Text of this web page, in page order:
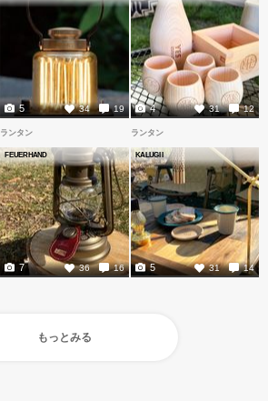
34 19
5 31 12
4
ランタン
FEUERHAND
36 16
7
ランタン
KALUGII
31 14
5
もっとみる